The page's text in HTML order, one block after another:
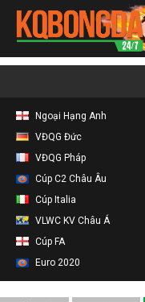
Ngoại Hạng Anh
VĐQG Đức
VĐQG Pháp
Cúp C2 Châu Âu
Cúp Italia
VLWC KV Châu Á
Cúp FA
Euro 2020